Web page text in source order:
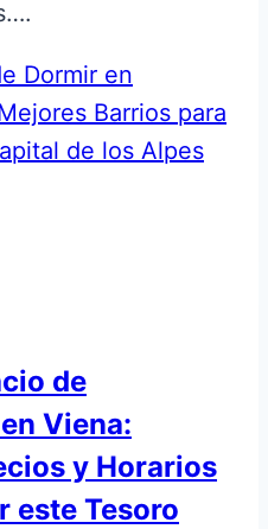
Dormir en
Barrios para
de los Alpes
de
Viena:
y Horarios
este Tesoro